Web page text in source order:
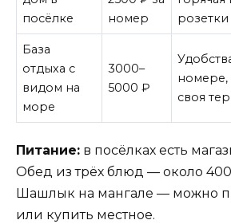
посёлке
номер
розетки
База
отдыха с
видом на
море
3000–
5000 ₽
номере,
своя
Питание: в посёлках есть
Обед из трёх блюд — около
Шашлык на мангале — можно
или купить местное.